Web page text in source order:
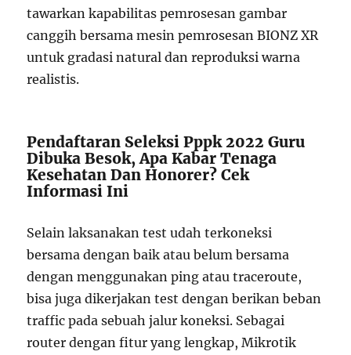
tawarkan kapabilitas pemrosesan gambar
canggih bersama mesin pemrosesan BIONZ XR
untuk gradasi natural dan reproduksi warna
realistis.
Pendaftaran Seleksi Pppk 2022 Guru
Dibuka Besok, Apa Kabar Tenaga
Kesehatan Dan Honorer? Cek
Informasi Ini
Selain laksanakan test udah terkoneksi
bersama dengan baik atau belum bersama
dengan menggunakan ping atau traceroute,
bisa juga dikerjakan test dengan berikan beban
traffic pada sebuah jalur koneksi. Sebagai
router dengan fitur yang lengkap, Mikrotik